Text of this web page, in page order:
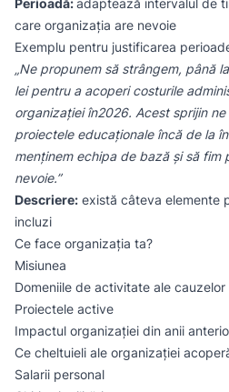
Perioadă:adaptează intervalul de
care organizația are nevoie
Exemplu pentru justificarea
„Ne propunem să strângem, până
lei pentru a acoperi costurile
organizației în2026. Acest sprijin
proiectele educaționale încă de la
menținem echipa de bază și să fim
nevoie.”
Descriere: există câteva elemente
incluzi
Ce face organizația ta?
Misiunea
Domeniile de activitate ale cauzelor
Proiectele active
Impactul organizației din anii
Ce cheltuieli ale organizației
Salarii personal